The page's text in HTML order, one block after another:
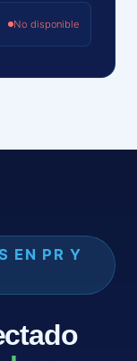
No disponible
EN PR Y